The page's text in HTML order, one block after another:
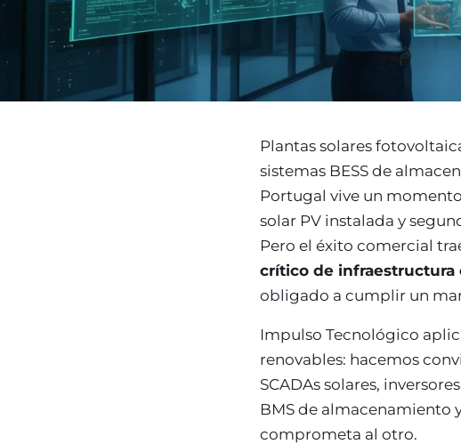
Sector público y
administraciones
Ayuntamientos,
ENS obligatorio
Pharma e industria
Plantas solares
sistemas BESS de
Portugal vive un
solar PV instalada y
Pero el éxito comercial
crítico de infraestructura
obligado a cumplir un
Impulso Tecnológico
renovables: hacemos
SCADAs solares,
BMS de almacenamiento
comprometa al otro.